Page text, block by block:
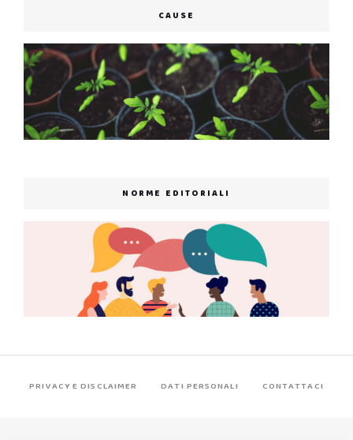
CAUSE
NORME EDITORIALI
PRIVACY E DISCLAIMER DATI PERSONALI CONTATTACI